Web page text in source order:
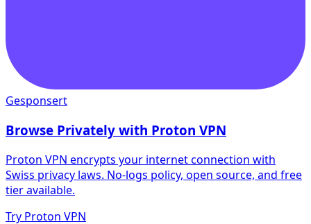
Gesponsert
Browse Privately with Proton VPN
Proton VPN encrypts your internet connection with
Swiss privacy laws. No-logs policy, open source, and free
tier available.
Try Proton VPN